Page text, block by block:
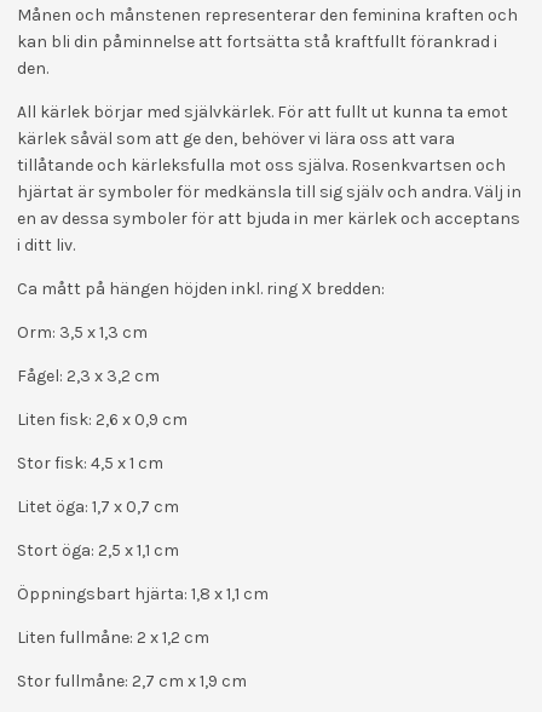
Månen och månstenen representerar den feminina kraften och
kan bli din påminnelse att fortsätta stå kraftfullt förankrad i
den.
All kärlek börjar med självkärlek. För att fullt ut kunna ta emot
kärlek såväl som att ge den, behöver vi lära oss att vara
tillåtande och kärleksfulla mot oss själva. Rosenkvartsen och
hjärtat är symboler för medkänsla till sig själv och andra. Välj in
en av dessa symboler för att bjuda in mer kärlek och acceptans
i ditt liv.
Ca mått på hängen höjden inkl. ring X bredden:
Orm: 3,5 x 1,3 cm
Fågel: 2,3 x 3,2 cm
Liten fisk: 2,6 x 0,9 cm
Stor fisk: 4,5 x 1 cm
Litet öga: 1,7 x 0,7 cm
Stort öga: 2,5 x 1,1 cm
Öppningsbart hjärta: 1,8 x 1,1 cm
Liten fullmåne: 2 x 1,2 cm
Stor fullmåne: 2,7 cm x 1,9 cm